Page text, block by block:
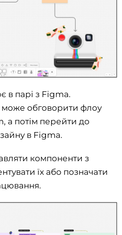
в парі з Figma.
обговорити флоу
а потім перейти до
в Figma.
компоненти з
їх або позначати